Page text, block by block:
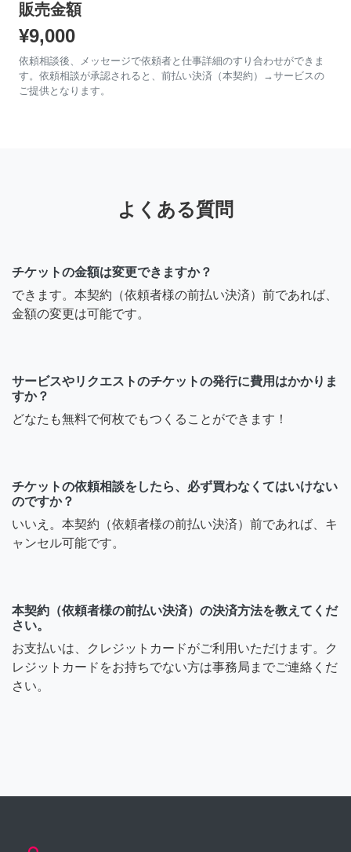
販売金額
¥9,000
依頼相談後、メッセージで依頼者と仕事詳細のすり合わせができま
す。依頼相談が承認されると、前払い決済（本契約）→サービスの
ご提供となります。
よくある質問
チケットの金額は変更できますか？
できます。本契約（依頼者様の前払い決済）前であれば、
金額の変更は可能です。
サービスやリクエストのチケットの発行に費用はかかりま
すか？
どなたも無料で何枚でもつくることができます！
チケットの依頼相談をしたら、必ず買わなくてはいけない
のですか？
いいえ。本契約（依頼者様の前払い決済）前であれば、キ
ャンセル可能です。
本契約（依頼者様の前払い決済）の決済方法を教えてくだ
さい。
お支払いは、クレジットカードがご利用いただけます。ク
レジットカードをお持ちでない方は事務局までご連絡くだ
さい。